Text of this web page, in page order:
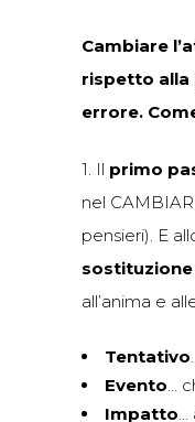
Cambiare
rispetto alla
errore.
1. Il primo
nel
pensieri). E
all’anima e
Tentativo
Evento…
Impatto…